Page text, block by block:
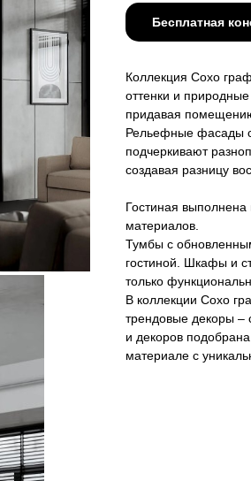
Бесплатная
Коллекция Сохо
оттенки и
придавая
Рельефные фасады
подчеркивают
создавая разницу
Гостиная
материалов.
Тумбы с
гостиной. Шкафы и
только
В коллекции Сохо
трендовые декоры –
и декоров
материале с